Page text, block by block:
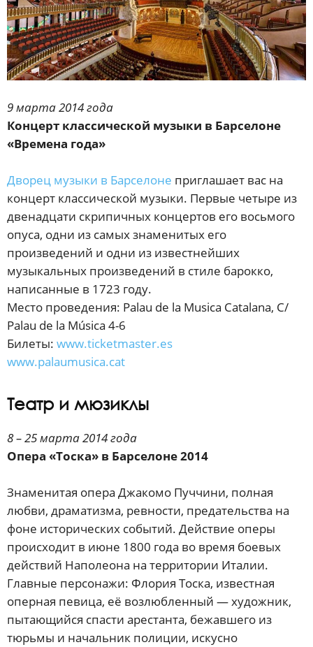
9 марта 2014 года
Концерт классической музыки в Барселоне
«Времена года»
Дворец музыки в Барселоне приглашает вас на
концерт классической музыки. Первые четыре из
двенадцати скрипичных концертов его восьмого
опуса, одни из самых знаменитых его
произведений и одни из известнейших
музыкальных произведений в стиле барокко,
написанные в 1723 году.
Место проведения: Palau de la Musica Catalana, C/
Palau de la Música 4-6
Билеты: www.ticketmaster.es
www.palaumusica.cat
Театр и мюзиклы
8 – 25 марта 2014 года
Опера «Тоска» в Барселоне 2014
Знаменитая опера Джакомо Пуччини, полная
любви, драматизма, ревности, предательства на
фоне исторических событий. Действие оперы
происходит в июне 1800 года во время боевых
действий Наполеона на территории Италии.
Главные персонажи: Флория Тоска, известная
оперная певица, её возлюбленный — художник,
пытающийся спасти арестанта, бежавшего из
тюрьмы и начальник полиции, искусно